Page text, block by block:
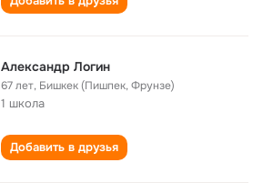
Aлександр Логин
67 лет, Бишкек (Пишпек, Фрунзе)
1 школа
Добавить в друзья